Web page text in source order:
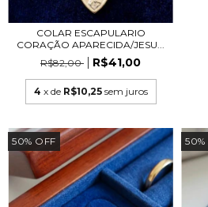
COLAR ESCAPULARIO
CORAÇÃO APARECIDA/JESU...
R$82,00
R$41,00
4 x de R$10,25 sem juros
50% OFF 50%